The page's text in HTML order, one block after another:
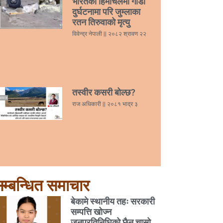
दुर्घटनामा परि जुम्लाका
रतन तिरुवाको मृत्यु
विवेन्द्र नेपाली २०८२ श्रावण २२
तस्वीर कसरी बोल्छ?
राज अधिकारी २०८१ भाद्र ३
समाचार
बेकामे स्थानीय तहः सरकारी
सम्पत्ति खोज्न